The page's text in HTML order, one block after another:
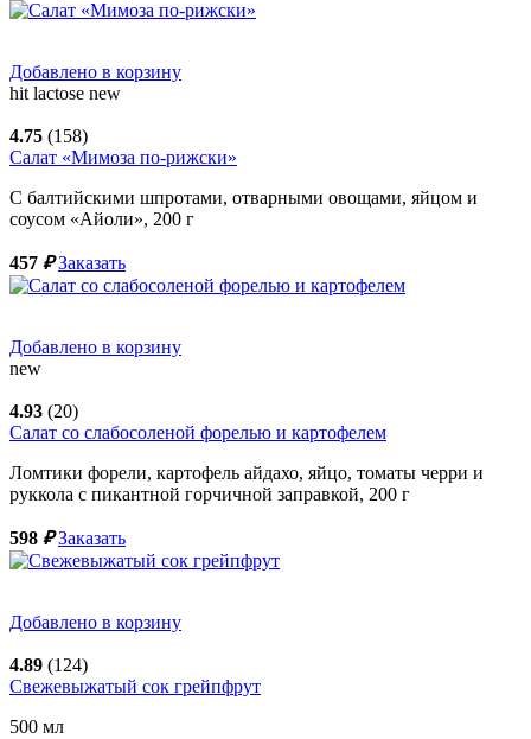
Добавлено в корзину
hit lactose new
4.75 (158)
Салат «Мимоза по-рижски»
С балтийскими шпротами, отварными овощами, яйцом и
соусом «Айоли», 200 г
457 ₽ Заказать
Добавлено в корзину
new
4.93 (20)
Салат со слабосоленой форелью и картофелем
Ломтики форели, картофель айдахо, яйцо, томаты черри и
руккола с пикантной горчичной заправкой, 200 г
598 ₽ Заказать
Добавлено в корзину
4.89 (124)
Свежевыжатый сок грейпфрут
500 мл